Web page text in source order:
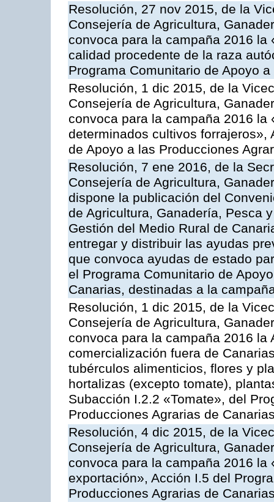
Resolución, 27 nov 2015, de la
Consejería de Agricultura,
convoca para la campaña 2016
calidad procedente de la raza
Programa Comunitario de Apoyo
Resolución, 1 dic 2015, de la
Consejería de Agricultura,
convoca para la campaña 2016 la
determinados cultivos forrajeros»,
de Apoyo a las Producciones
Resolución, 7 ene 2016, de la
Consejería de Agricultura,
dispone la publicación del
de Agricultura, Ganadería, Pesca
Gestión del Medio Rural de
entregar y distribuir las ayudas
que convoca ayudas de estado
el Programa Comunitario de
Canarias, destinadas a la
Resolución, 1 dic 2015, de la
Consejería de Agricultura,
convoca para la campaña 2016 la
comercialización fuera de
tubérculos alimenticios, flores y
hortalizas (excepto tomate),
Subacción I.2.2 «Tomate», del
Producciones Agrarias de
Resolución, 4 dic 2015, de la
Consejería de Agricultura,
convoca para la campaña 2016
exportación», Acción I.5 del
Producciones Agrarias de